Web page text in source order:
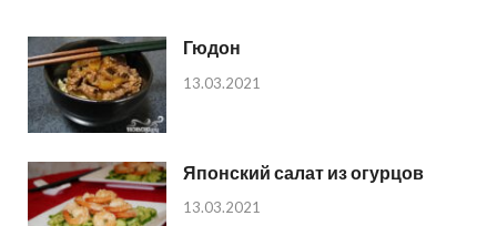
Гюдон
13.03.2021
Японский салат из огурцов
13.03.2021